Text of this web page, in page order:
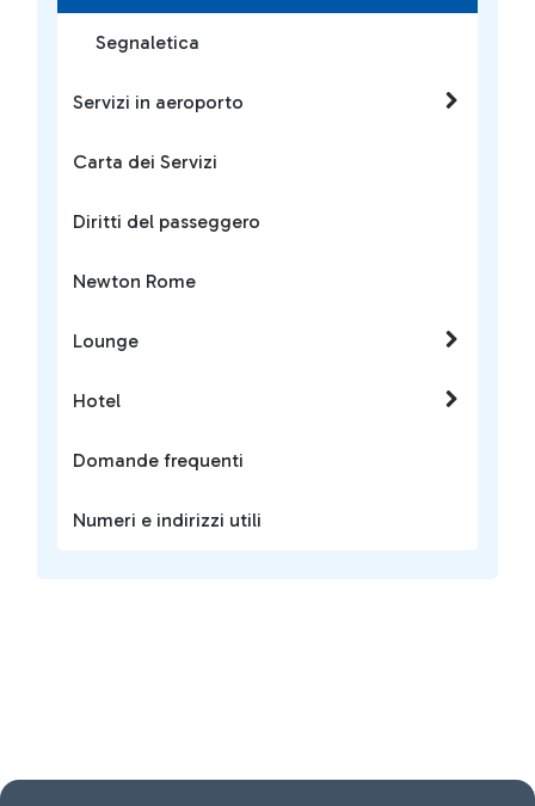
Segnaletica
Servizi in aeroporto
Carta dei Servizi
Diritti del passeggero
Newton Rome
Lounge
Hotel
Domande frequenti
Numeri e indirizzi utili